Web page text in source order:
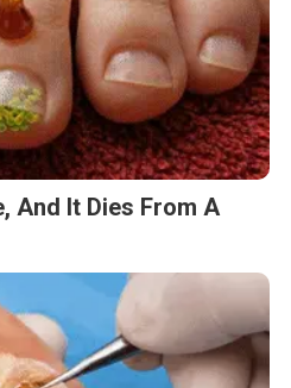
And It Dies From A